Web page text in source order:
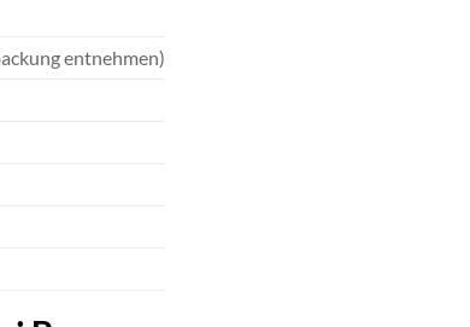
entnehmen)